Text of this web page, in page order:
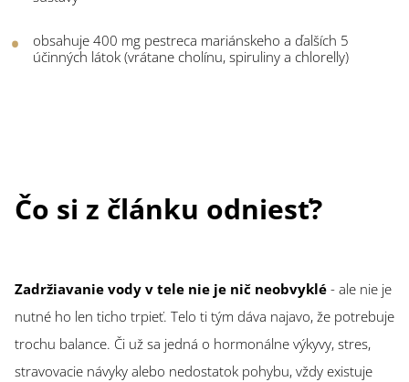
obsahuje 400 mg pestreca mariánskeho a ďalších 5
účinných látok (vrátane cholínu, spiruliny a chlorelly)
Čo si z článku odniesť?
Zadržiavanie vody v tele nie je nič neobvyklé - ale nie je
nutné ho len ticho trpieť. Telo ti tým dáva najavo, že potrebuje
trochu balance. Či už sa jedná o hormonálne výkyvy, stres,
stravovacie návyky alebo nedostatok pohybu, vždy existuje